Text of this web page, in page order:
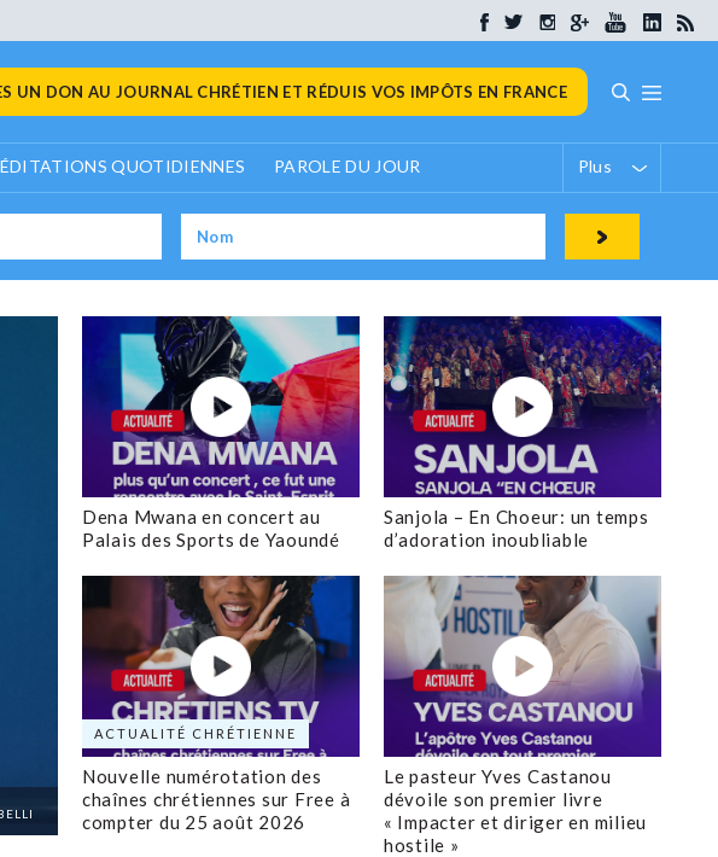
UN DON AU JOURNAL CHRÉTIEN ET RÉDUIS VOS IMPÔTS EN FRANCE
QUOTIDIENNES PAROLE DU JOUR Plus
Dena Mwana en concert au
Palais des Sports de Yaoundé
Sanjola – En Choeur: un temps
d’adoration inoubliable
ACTUALITÉ CHRÉTIENNE
Nouvelle numérotation des
chaînes chrétiennes sur Free à
compter du 25 août 2026
Le pasteur Yves Castanou
dévoile son premier livre
« Impacter et diriger en milieu
hostile »